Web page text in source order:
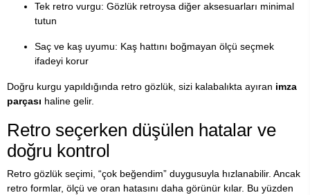
Tek retro vurgu: Gözlük retroysa diğer aksesuarları minimal
tutun
Saç ve kaş uyumu: Kaş hattını boğmayan ölçü seçmek
ifadeyi korur
Doğru kurgu yapıldığında retro gözlük, sizi kalabalıkta ayıran imza
parçası haline gelir.
Retro seçerken düşülen hatalar ve
doğru kontrol
Retro gözlük seçimi, “çok beğendim” duygusuyla hızlanabilir. Ancak
retro formlar, ölçü ve oran hatasını daha görünür kılar. Bu yüzden